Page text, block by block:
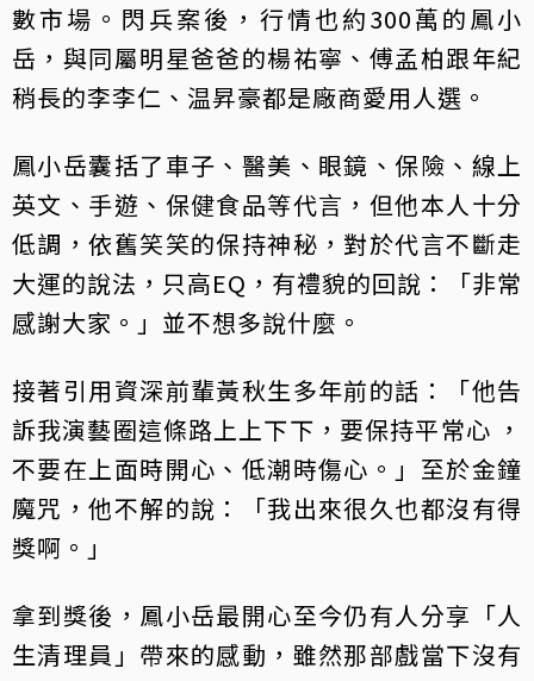
數市場。閃兵案後，行情也約300萬的鳳小
岳，與同屬明星爸爸的楊祐寧、傅孟柏跟年紀
稍長的李李仁、温昇豪都是廠商愛用人選。
鳳小岳囊括了車子、醫美、眼鏡、保險、線上
英文、手遊、保健食品等代言，但他本人十分
低調，依舊笑笑的保持神秘，對於代言不斷走
大運的說法，只高EQ，有禮貌的回說：「非常
感謝大家。」並不想多說什麼。
接著引用資深前輩黃秋生多年前的話：「他告
訴我演藝圈這條路上上下下，要保持平常心 ，
不要在上面時開心、低潮時傷心。」至於金鐘
魔咒，他不解的說：「我出來很久也都沒有得
獎啊。」
拿到獎後，鳳小岳最開心至今仍有人分享「人
生清理員」帶來的感動，雖然那部戲當下沒有